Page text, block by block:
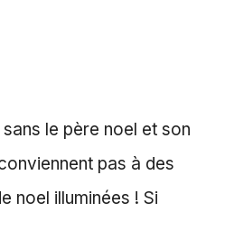
le père noel et son
pas à des
noel illuminées ! Si